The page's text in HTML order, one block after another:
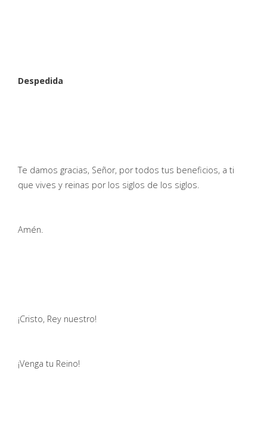
Despedida
Te damos gracias, Señor, por todos tus beneficios, a ti
que vives y reinas por los siglos de los siglos.
Amén.
¡Cristo, Rey nuestro!
¡Venga tu Reino!